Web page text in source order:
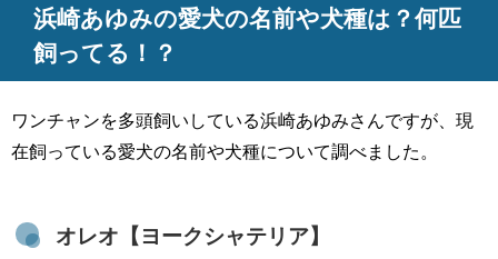
浜崎あゆみの愛犬の名前や犬種は？何匹
飼ってる！？
ワンチャンを多頭飼いしている浜崎あゆみさんですが、現
在飼っている愛犬の名前や犬種について調べました。
オレオ【ヨークシャテリア】